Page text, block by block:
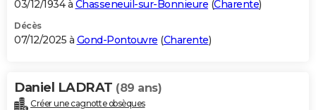
03/12/1934 à Chasseneuil-sur-Bonnieure (Charente)
Décès
07/12/2025 à Gond-Pontouvre (Charente)
Daniel LADRAT (89 ans)
Créer une cagnotte obsèques